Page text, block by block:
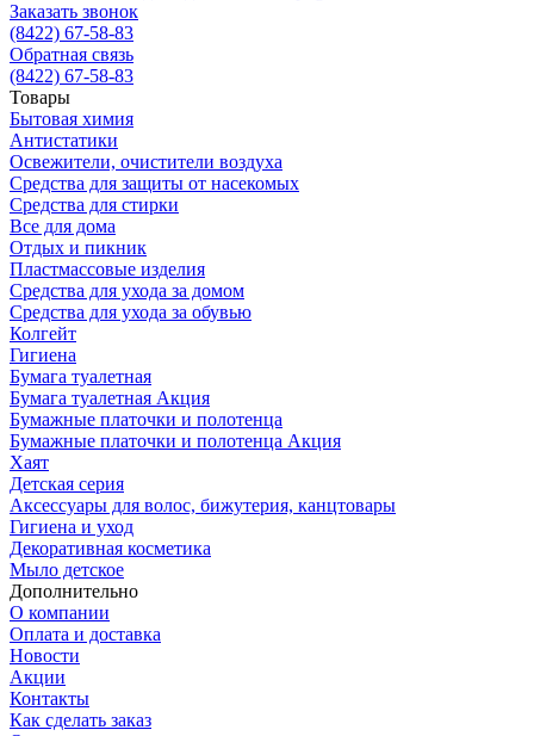
Заказать звонок
(8422) 67-58-83
Обратная связь
(8422) 67-58-83
Товары
Бытовая химия
Антистатики
Освежители, очистители воздуха
Средства для защиты от насекомых
Средства для стирки
Все для дома
Отдых и пикник
Пластмассовые изделия
Средства для ухода за домом
Средства для ухода за обувью
Колгейт
Гигиена
Бумага туалетная
Бумага туалетная Акция
Бумажные платочки и полотенца
Бумажные платочки и полотенца Акция
Хаят
Детская серия
Аксессуары для волос, бижутерия, канцтовары
Гигиена и уход
Декоративная косметика
Мыло детское
Дополнительно
О компании
Оплата и доставка
Новости
Акции
Контакты
Как сделать заказ